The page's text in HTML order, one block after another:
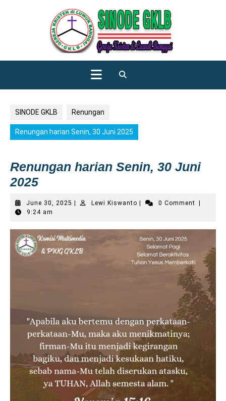
Open
SINODE GKLB Renungan
Renungan harian Senin, 30 Juni 2025
Renungan harian Senin, 30 Juni
2025
June 30, 2025 June
Lewi KiswantoLewi
0 Comment
9:24 am